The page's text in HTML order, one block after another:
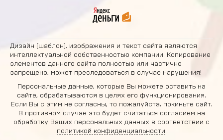
Дизайн (шаблон), изображения и текст сайта являются
интеллектуальной собственностью компании. Копирование
элементов данного сайта полностью или частично
запрещено, может преследоваться в случае нарушения!
Персональные данные, которые Вы можете оставить на
сайте, обрабатываются в целях его функционирования.
Если Вы с этим не согласны, то пожалуйста, покиньте сайт.
В противном случае это будет считаться согласием на
обработку Ваших персональных данных в соответствии с
политикой конфиденциальности.